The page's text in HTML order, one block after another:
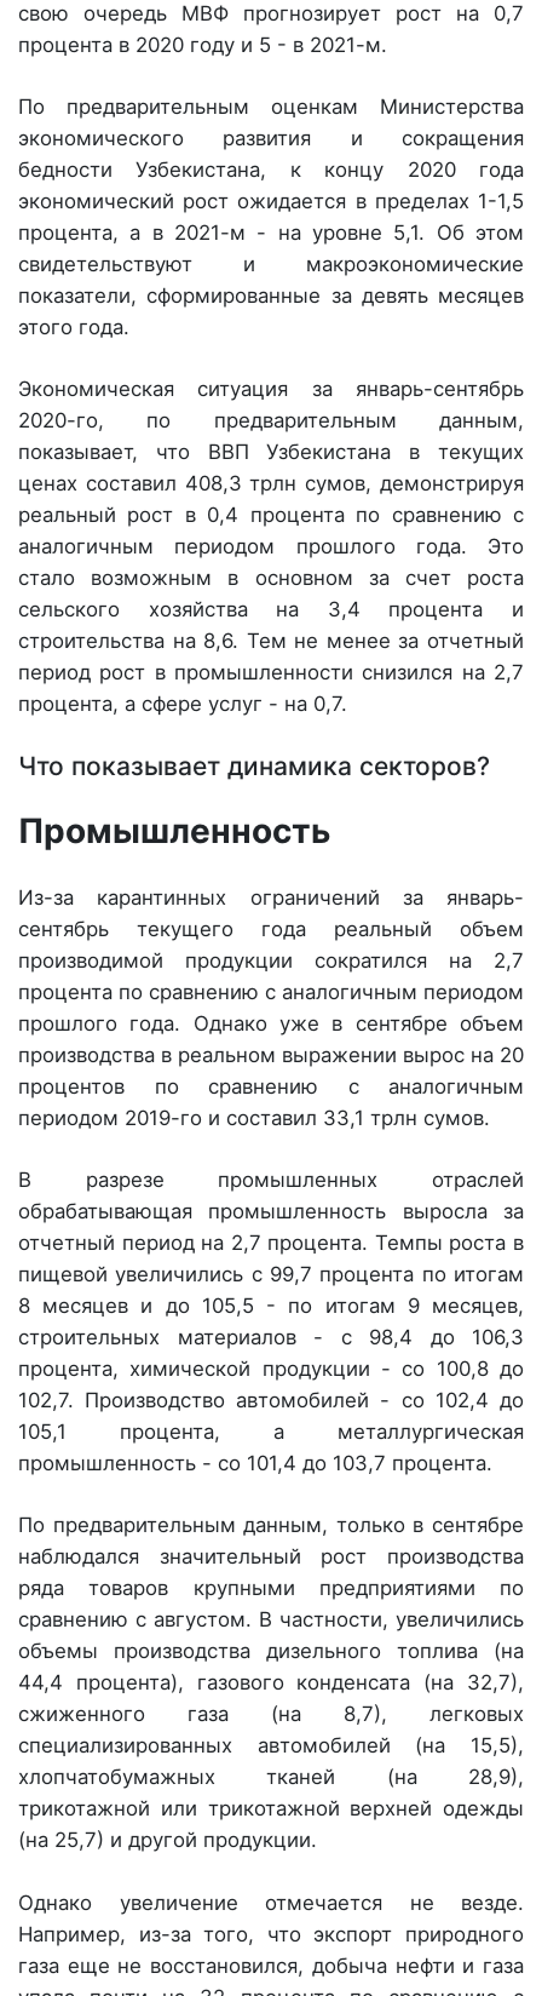
свою очередь МВФ прогнозирует рост на 0,7
процента в 2020 году и 5 - в 2021-м.
По предварительным оценкам Минис­терства
экономического развития и сокращения
бедности Узбекистана, к концу 2020 года
экономический рост ожидается в пределах 1-1,5
процента, а в 2021-м - на уровне 5,1. Об этом
свидетельствуют и макроэкономические
показатели, сформированные за девять месяцев
этого года.
Экономическая ситуация за январь-сентябрь
2020-го, по предварительным данным,
показывает, что ВВП Узбекистана в текущих
ценах составил 408,3 трлн сумов, демонстрируя
реальный рост в 0,4 процента по сравнению с
аналогичным периодом прошлого года. Это
стало возможным в основном за счет роста
сельского хозяйства на 3,4 процента и
строительства на 8,6. Тем не менее за отчетный
период рост в промышленности снизился на 2,7
процента, а сфере услуг - на 0,7.
Что показывает динамика секторов?
Промышленность
Из-за карантинных ограничений за январь-
сентябрь текущего года реальный объем
производимой продукции сократился на 2,7
процента по сравнению с аналогичным периодом
прош­лого года. Однако уже в сентябре объем
производства в реальном выражении вырос на 20
процентов по сравнению с аналогичным
периодом 2019-го и составил 33,1 трлн сумов.
В разрезе промышленных отраслей
обрабатывающая промышленность выросла за
отчетный период на 2,7 процента. Темпы роста в
пищевой увеличились с 99,7 процента по итогам
8 месяцев и до 105,5 - по итогам 9 месяцев,
строительных материалов - с 98,4 до 106,3
процента, химической продукции - со 100,8 до
102,7. Производство автомобилей - со 102,4 до
105,1 процента, а металлургическая
промышленность - со 101,4 до 103,7 процента.
По предварительным данным, только в сентябре
наблюдался значительный рост производства
ряда товаров крупными предприятиями по
сравнению с августом. В частности, увеличились
объемы производства дизельного топлива (на
44,4 процента), газового конденсата (на 32,7),
сжиженного газа (на 8,7), легковых
специализированных автомобилей (на 15,5),
хлопчатобумажных тканей (на 28,9),
трикотажной или трикотажной верхней одежды
(на 25,7) и другой продукции.
Однако увеличение отмечается не везде.
Например, из-за того, что экспорт природного
газа еще не восстановился, добыча нефти и газа